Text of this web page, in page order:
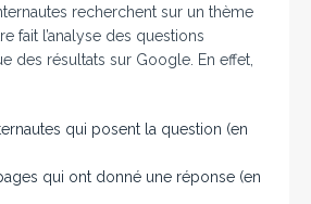
recherchent sur un thème
fait l’analyse des questions
des résultats sur Google. En effet,
qui posent la question (en
qui ont donné une réponse (en